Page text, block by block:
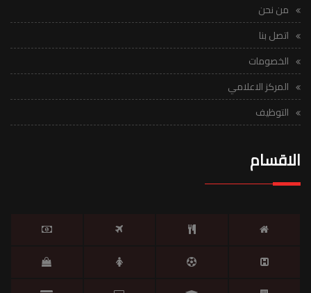
من نحن
اتصل بنا
الخصومات
المركز الاعلامي
التوظيف
الاقسام